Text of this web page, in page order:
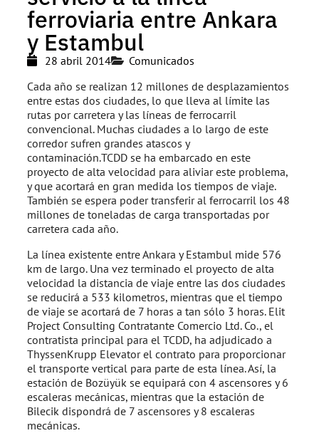
ferroviaria entre Ankara
y Estambul
28 abril 2014
Comunicados
Cada año se realizan 12 millones de desplazamientos
entre estas dos ciudades, lo que lleva al límite las
rutas por carretera y las líneas de ferrocarril
convencional. Muchas ciudades a lo largo de este
corredor sufren grandes atascos y
contaminación.TCDD se ha embarcado en este
proyecto de alta velocidad para aliviar este problema,
y que acortará en gran medida los tiempos de viaje.
También se espera poder transferir al ferrocarril los 48
millones de toneladas de carga transportadas por
carretera cada año.
La línea existente entre Ankara y Estambul mide 576
km de largo. Una vez terminado el proyecto de alta
velocidad la distancia de viaje entre las dos ciudades
se reducirá a 533 kilometros, mientras que el tiempo
de viaje se acortará de 7 horas a tan sólo 3 horas. Elit
Project Consulting Contratante Comercio Ltd. Co., el
contratista principal para el TCDD, ha adjudicado a
ThyssenKrupp Elevator el contrato para proporcionar
el transporte vertical para parte de esta línea. Así, la
estación de Bozüyük se equipará con 4 ascensores y 6
escaleras mecánicas, mientras que la estación de
Bilecik dispondrá de 7 ascensores y 8 escaleras
mecánicas.